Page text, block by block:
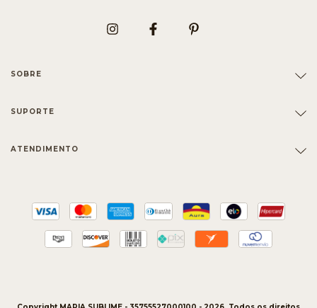
SOBRE
SUPORTE
ATENDIMENTO